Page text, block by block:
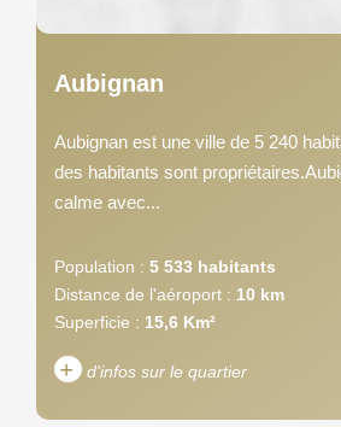
Aubignan
Aubignan est une ville de 5 240
des habitants sont
calme avec...
Population : 5 533 habitants
Distance de l'aéroport : 10 km
Superficie : 15,6 Km²
+ d'infos sur le quartier